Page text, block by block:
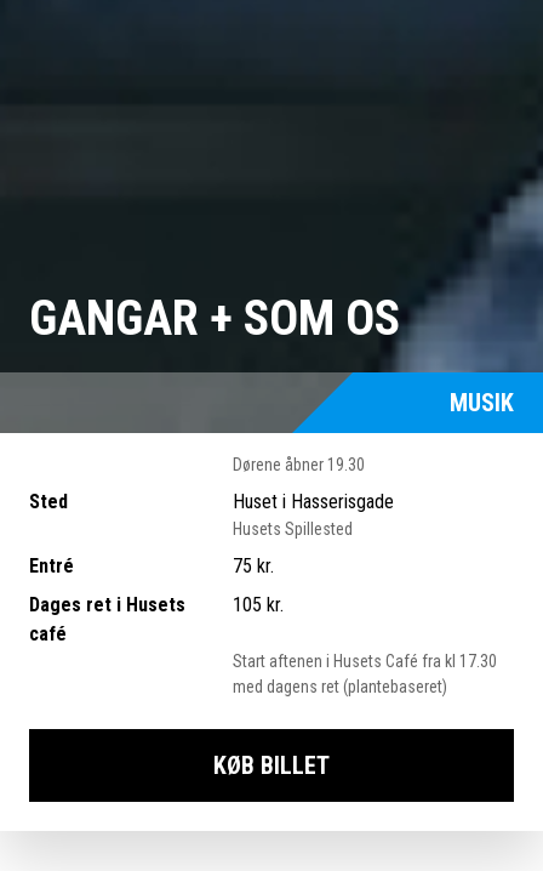
GANGAR + SOM OS
MUSIK
Dørene åbner 19.30
Sted Huset i Hasserisgade
Husets Spillested
Entré
75 kr.
Dages ret i Husets
café
105 kr.
Start aftenen i Husets Café fra kl 17.30
med dagens ret (plantebaseret)
KØB BILLET